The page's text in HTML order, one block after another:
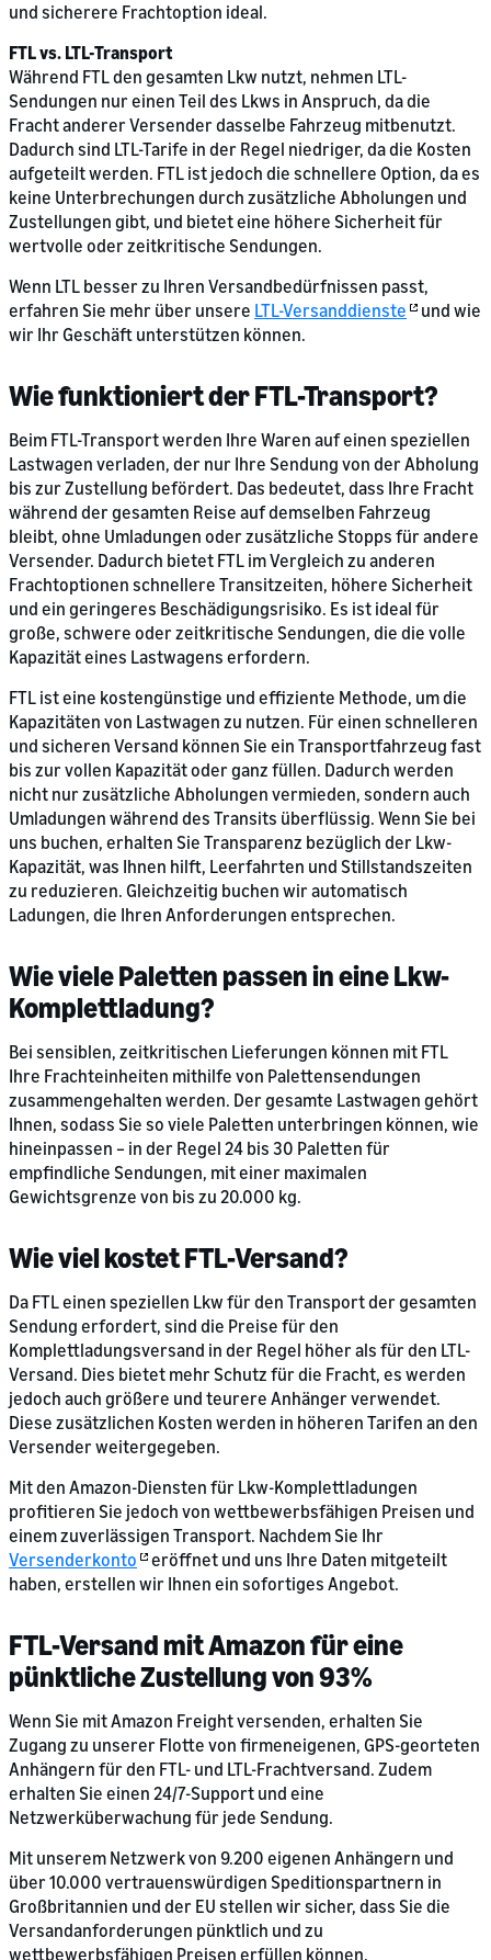
und sicherere Frachtoption ideal.
FTL vs. LTL-Transport
Während FTL den gesamten Lkw nutzt, nehmen LTL-
Sendungen nur einen Teil des Lkws in Anspruch, da die
Fracht anderer Versender dasselbe Fahrzeug mitbenutzt.
Dadurch sind LTL-Tarife in der Regel niedriger, da die Kosten
aufgeteilt werden. FTL ist jedoch die schnellere Option, da es
keine Unterbrechungen durch zusätzliche Abholungen und
Zustellungen gibt, und bietet eine höhere Sicherheit für
wertvolle oder zeitkritische Sendungen.
Wenn LTL besser zu Ihren Versandbedürfnissen passt,
erfahren Sie mehr über unsere LTL-Versanddienste
und wie
wir Ihr Geschäft unterstützen können.
Wie funktioniert der FTL-Transport?
Beim FTL-Transport werden Ihre Waren auf einen speziellen
Lastwagen verladen, der nur Ihre Sendung von der Abholung
bis zur Zustellung befördert. Das bedeutet, dass Ihre Fracht
während der gesamten Reise auf demselben Fahrzeug
bleibt, ohne Umladungen oder zusätzliche Stopps für andere
Versender. Dadurch bietet FTL im Vergleich zu anderen
Frachtoptionen schnellere Transitzeiten, höhere Sicherheit
und ein geringeres Beschädigungsrisiko. Es ist ideal für
große, schwere oder zeitkritische Sendungen, die die volle
Kapazität eines Lastwagens erfordern.
FTL ist eine kostengünstige und effiziente Methode, um die
Kapazitäten von Lastwagen zu nutzen. Für einen schnelleren
und sicheren Versand können Sie ein Transportfahrzeug fast
bis zur vollen Kapazität oder ganz füllen. Dadurch werden
nicht nur zusätzliche Abholungen vermieden, sondern auch
Umladungen während des Transits überflüssig. Wenn Sie bei
uns buchen, erhalten Sie Transparenz bezüglich der Lkw-
Kapazität, was Ihnen hilft, Leerfahrten und Stillstandszeiten
zu reduzieren. Gleichzeitig buchen wir automatisch
Ladungen, die Ihren Anforderungen entsprechen.
Wie viele Paletten passen in eine Lkw-
Komplettladung?
Bei sensiblen, zeitkritischen Lieferungen können mit FTL
Ihre Frachteinheiten mithilfe von Palettensendungen
zusammengehalten werden. Der gesamte Lastwagen gehört
Ihnen, sodass Sie so viele Paletten unterbringen können, wie
hineinpassen – in der Regel 24 bis 30 Paletten für
empfindliche Sendungen, mit einer maximalen
Gewichtsgrenze von bis zu 20.000 kg.
Wie viel kostet FTL-Versand?
Da FTL einen speziellen Lkw für den Transport der gesamten
Sendung erfordert, sind die Preise für den
Komplettladungsversand in der Regel höher als für den LTL-
Versand. Dies bietet mehr Schutz für die Fracht, es werden
jedoch auch größere und teurere Anhänger verwendet.
Diese zusätzlichen Kosten werden in höheren Tarifen an den
Versender weitergegeben.
Mit den Amazon-Diensten für Lkw-Komplettladungen
profitieren Sie jedoch von wettbewerbsfähigen Preisen und
einem zuverlässigen Transport. Nachdem Sie Ihr
Versenderkonto
eröffnet und uns Ihre Daten mitgeteilt
haben, erstellen wir Ihnen ein sofortiges Angebot.
FTL-Versand mit Amazon für eine
pünktliche Zustellung von 93%
Wenn Sie mit Amazon Freight versenden, erhalten Sie
Zugang zu unserer Flotte von firmeneigenen, GPS-georteten
Anhängern für den FTL- und LTL-Frachtversand. Zudem
erhalten Sie einen 24/7-Support und eine
Netzwerküberwachung für jede Sendung.
Mit unserem Netzwerk von 9.200 eigenen Anhängern und
über 10.000 vertrauenswürdigen Speditionspartnern in
Großbritannien und der EU stellen wir sicher, dass Sie die
Versandanforderungen pünktlich und zu
wettbewerbsfähigen Preisen erfüllen können.